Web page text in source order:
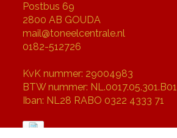
Postbus 69
2800 AB GOUDA
mail@toneelcentrale.nl
0182-512726
KvK nummer: 29004983
BTW nummer: NL.0017.05.301.B01
Iban: NL28 RABO 0322 4333 71